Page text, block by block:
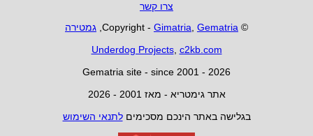
צרו קשר
© Copyright -
Gimatria, Gematria
, גמטירה
Underdog Projects, c2kb.com
Gematria site - since 2001 - 2026
אתר גימטריא - מאז 2001 - 2026
בגלישה באתר הינכם מסכימיםלתנאי השימוש